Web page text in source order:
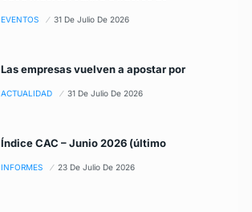
EVENTOS 31 De Julio De 2026
Las empresas vuelven a apostar por
ACTUALIDAD 31 De Julio De 2026
Índice CAC – Junio 2026 (último
INFORMES 23 De Julio De 2026